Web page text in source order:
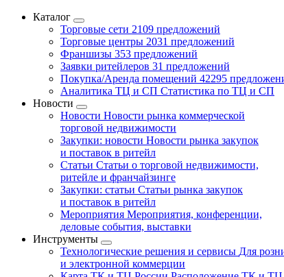
Каталог
Торговые сети 2109 предложений
Торговые центры 2031 предложений
Франшизы 353 предложений
Заявки ритейлеров 31 предложений
Покупка/Аренда помещений 42295
Аналитика ТЦ и СП Статистика по ТЦ и СП
Новости
Новости Новости рынка коммерческой
торговой недвижимости
Закупки: новости Новости рынка закупок
и поставок в ритейл
Статьи Статьи о торговой недвижимости,
ритейле и франчайзинге
Закупки: статьи Статьи рынка закупок
и поставок в ритейл
Мероприятия Мероприятия, конференции,
деловые события, выставки
Инструменты
Технологические решения и сервисы Для
и электронной коммерции